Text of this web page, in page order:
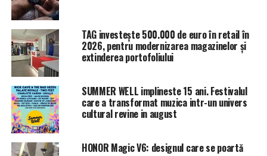
s-ar putea întâmpla.
Când a început să pară că
asta nu se va întâmpla,
relația s-a încheiat”, a
declarat Bill Gates pentru
CNN
TAG investește 500.000 de euro în retail în
2026, pentru modernizarea magazinelor și
extinderea portofoliului
SUMMER WELL implineste 15 ani. Festivalul
care a transformat muzica intr-un univers
cultural revine in august
HONOR Magic V6: designul care se poartă